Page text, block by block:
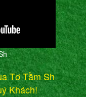
Tơ Tằm Sh
Khách!